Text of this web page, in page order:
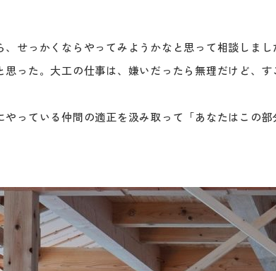
せっかくならやってみようかなと思って相談しま
った。大工の仕事は、嫌いだったら無理だけど、
っている仲間の適正を汲み取って「あなたはこの